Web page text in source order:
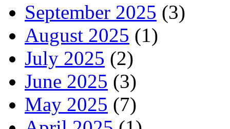
September 2025 (3)
August 2025 (1)
July 2025 (2)
June 2025 (3)
May 2025 (7)